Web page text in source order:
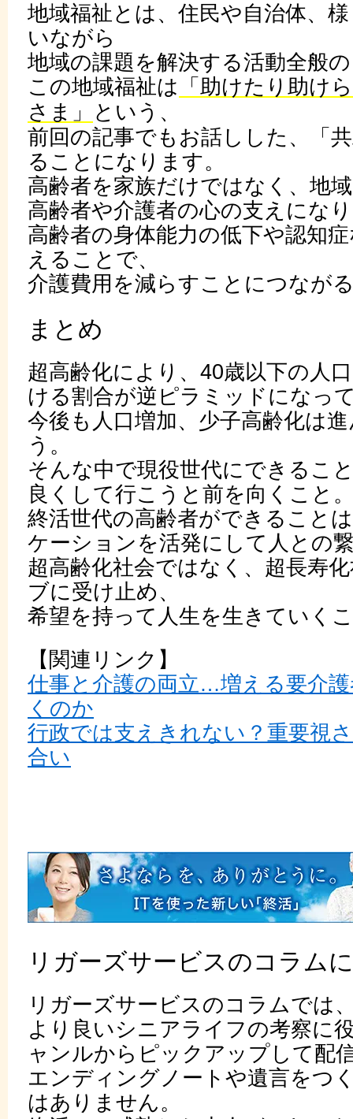
地域福祉とは、住民や自治体、
いながら
地域の課題を解決する活動全般
この地域福祉は 「助けたり助け
さま」
という、
前回の記事でもお話しした、「
ることになります。
高齢者を家族だけではなく、地
高齢者や介護者の心の支えにな
高齢者の身体能力の低下や認知
えることで、
介護費用を減らすことにつなが
まとめ
超高齢化により、40歳以下の人
ける割合が逆ピラミッドになっ
今後も人口増加、少子高齢化は
う。
そんな中で現役世代にできるこ
良くして行こうと前を向くこと
終活世代の高齢者ができること
ケーションを活発にして人との
超高齢化社会ではなく、超長寿
ブに受け止め、
希望を持って人生を生きていく
【関連リンク】
仕事と介護の両立…増える要介
くのか
行政では支えきれない？重要視
合い
リガーズサービスのコラム
リガーズサービスのコラムでは
より良いシニアライフの考察に
ャンルからピックアップして配
エンディングノートや遺言をつ
はありません。